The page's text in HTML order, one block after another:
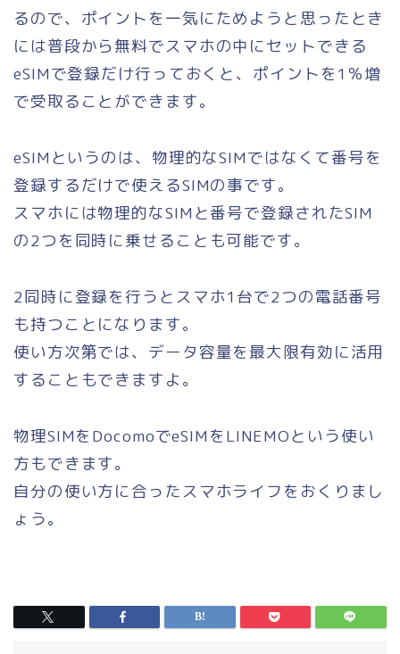
るので、ポイントを一気にためようと思ったとき
には普段から無料でスマホの中にセットできる
eSIMで登録だけ行っておくと、ポイントを1％増
で受取ることができます。
eSIMというのは、物理的なSIMではなくて番号を
登録するだけで使えるSIMの事です。
スマホには物理的なSIMと番号で登録されたSIM
の2つを同時に乗せることも可能です。
2同時に登録を行うとスマホ1台で2つの電話番号
も持つことになります。
使い方次第では、データ容量を最大限有効に活用
することもできますよ。
物理SIMをDocomoでeSIMをLINEMOという使い
方もできます。
自分の使い方に合ったスマホライフをおくりまし
ょう。